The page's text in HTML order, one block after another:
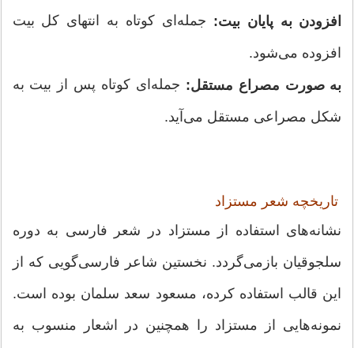
افزودن به پایان بیت: جمله‌ای کوتاه به انتهای کل بیت
افزوده می‌شود.
به صورت مصراع مستقل: جمله‌ای کوتاه پس از بیت به
شکل مصراعی مستقل می‌آید.
تاریخچه شعر مستزاد
نشانه‌های استفاده از مستزاد در شعر فارسی به دوره
سلجوقیان بازمی‌گردد. نخستین شاعر فارسی‌گویی که از
این قالب استفاده کرده، مسعود سعد سلمان بوده است.
نمونه‌هایی از مستزاد را همچنین در اشعار منسوب به